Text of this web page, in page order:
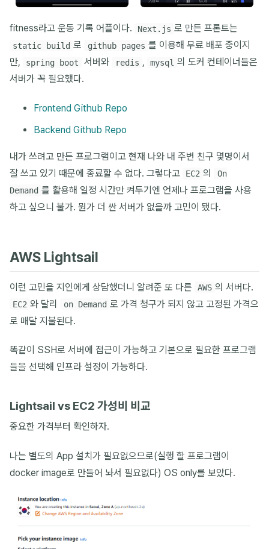
fitness라고 운동 기록 어플이다. Next.js 로 만든 프론트는
static build 로 github pages 를 이용해 무료 배포 중이지
만,
spring boot 서버와 redis , mysql 의 도커 컨테이너들은
서버가 꼭 필요했다.
Frontend Github Repo
Backend Github Repo
내가 쓰려고 만든 프로그램이고 현재 나와 내 주변 친구 몇명이서
잘 쓰고 있기 때문에 종료할 수 없다. 그렇다고
EC2 의
On
Demand 를 활용해 일정 시간만 켜두기엔 언제나 프로그램을 사용
하고 싶으니 불가. 뭔가 더 싼 서버가 없을까 고민이 됐다.
AWS Lightsail
이런 고민을 지인에게 상담했더니 알려준 또 다른 AWS 의 서버다.
EC2 와 달리 on Demand 로 가격 청구가 되지 않고 고정된 가격으
로 매달 지불된다.
똑같이 SSH로 서버에 접근이 가능하고 기본으로 필요한 프로그램
들을 선택해 인프라 설정이 가능하다.
Lightsail vs EC2 가성비 비교
중요한 가격부터 확인하자.
나는 별도의 App 설치가 필요없으므로(실행 할 프로그램이
docker image로 만들어 놔서 필요없다) OS only를 보았다.